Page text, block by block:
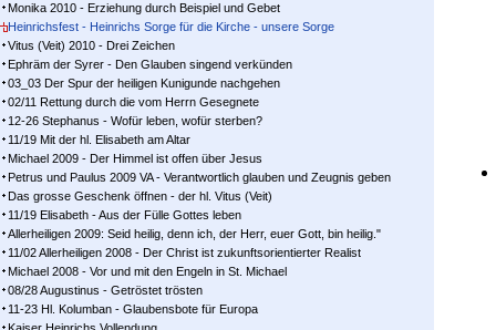
Monika 2010 - Erziehung durch Beispiel und Gebet
Heinrichsfest - Heinrichs Sorge für die Kirche - unsere Sorge
Vitus (Veit) 2010 - Drei Zeichen
Ephräm der Syrer - Den Glauben singend verkünden
03_03 Der Spur der heiligen Kunigunde nachgehen
02/11 Rettung durch die vom Herrn Gesegnete
12-26 Stephanus - Wofür leben, wofür sterben?
11/19 Mit der hl. Elisabeth am Altar
Michael 2009 - Der Himmel ist offen über Jesus
Petrus und Paulus 2009 VA - Verantwortlich glauben und Zeugnis geben
Das grosse Geschenk öffnen - der hl. Vitus (Veit)
11/19 Elisabeth - Aus der Fülle Gottes leben
Allerheiligen 2009: Seid heilig, denn ich, der Herr, euer Gott, bin heilig."
11/02 Allerheiligen 2008 - Der Christ ist zukunftsorientierter Realist
Michael 2008 - Vor und mit den Engeln in St. Michael
08/28 Augustinus - Getröstet trösten
11-23 Hl. Kolumban - Glaubensbote für Europa